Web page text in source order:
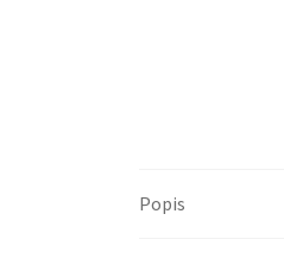
Popis